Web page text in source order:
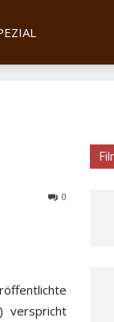
0
) verspricht